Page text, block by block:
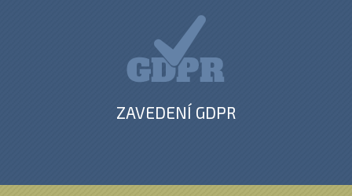
ZAVEDENÍ GDPR